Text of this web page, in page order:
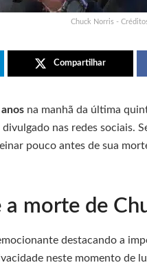
Chuck Norris -
Compartilhar
na manhã da última
nas redes sociais.
pouco antes de sua
morte de
destacando a
neste momento de